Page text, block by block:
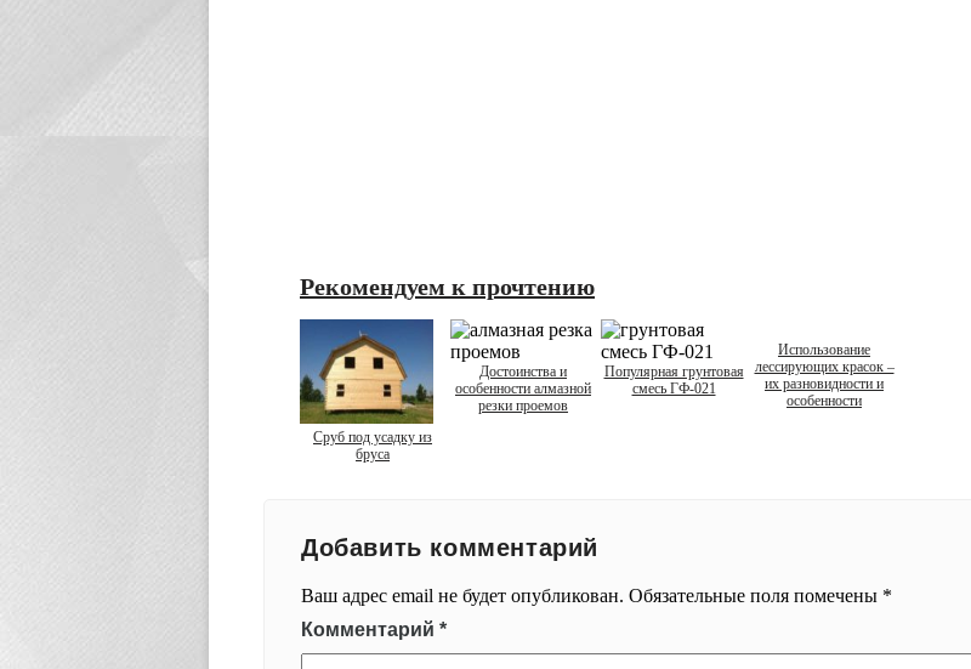
Рекомендуем к прочтению
Сруб под усадку из
бруса
Достоинства и
особенности алмазной
резки проемов
Популярная грунтовая
смесь ГФ-021
Использование
лессирующих красок –
их разновидности и
особенности
Добавить комментарий
Ваш адрес email не будет опубликован. Обязательные поля помечены *
Комментарий *